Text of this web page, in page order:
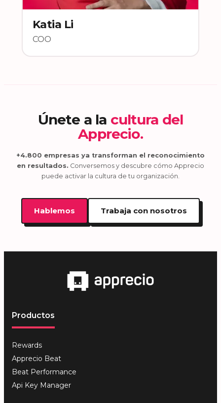
Katia Li
COO
Únete a la cultura del
Apprecio.
+4.800 empresas ya transforman el reconocimiento
en resultados. Conversemos y descubre cómo Apprecio
puede activar la cultura de tu organización.
Hablemos Trabaja con nosotros
Productos
Rewards
Apprecio Beat
Beat Performance
Api Key Manager